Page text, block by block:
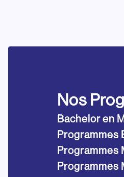
Nos
Bachelor en
Programmes
Programmes
Programmes